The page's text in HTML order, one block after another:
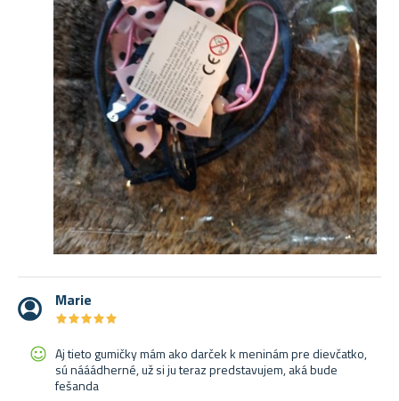
Marie
★★★★★
★★★★★
Aj tieto gumičky mám ako darček k meninám pre dievčatko,
sú nááádherné, už si ju teraz predstavujem, aká bude
fešanda